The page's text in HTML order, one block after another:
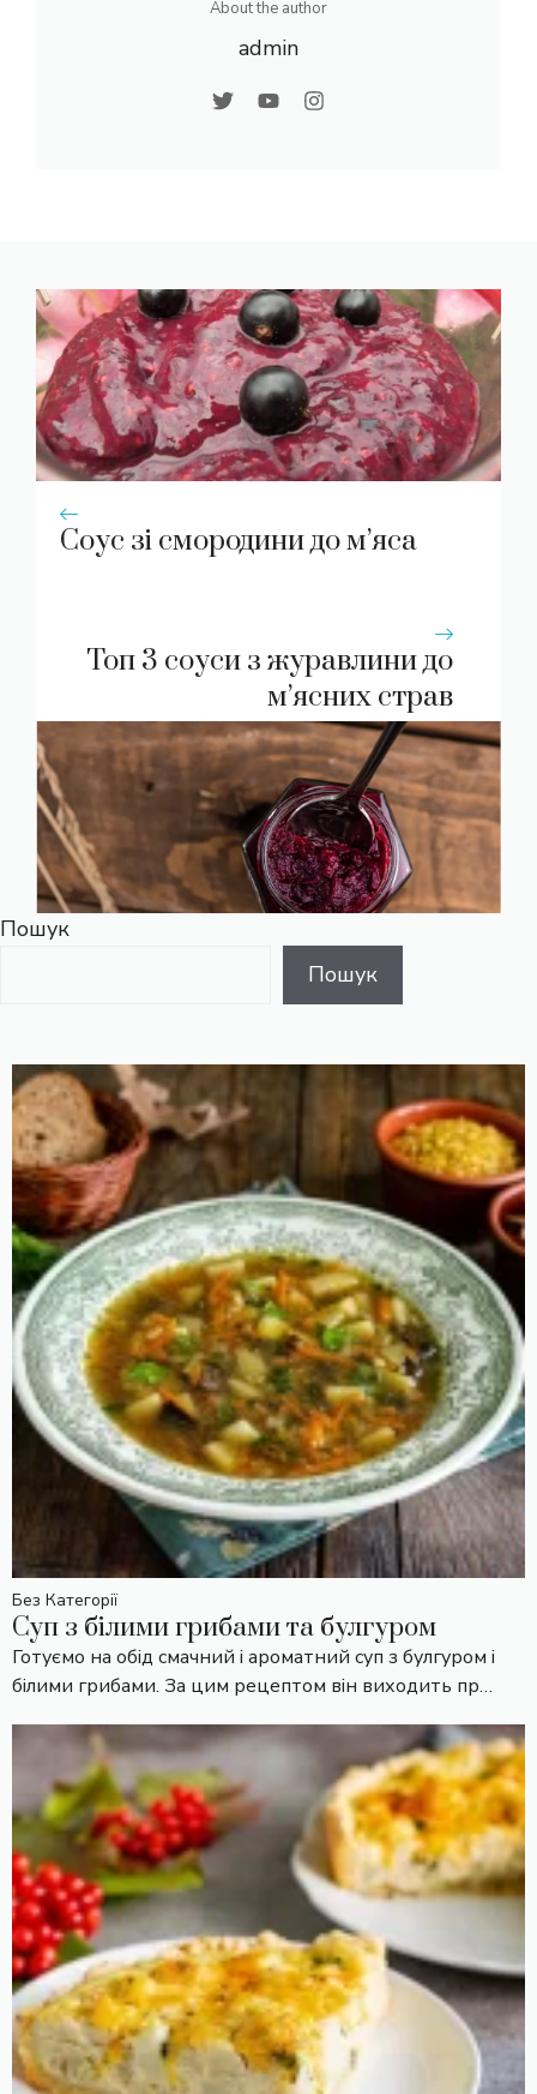
About the author
admin
Соус зі смородини до м’яса
Топ 3 соуси з журавлини до
м’ясних страв
Пошук
Пошук
Без Категорії
Суп з білими грибами та булгуром
Готуємо на обід смачний і ароматний суп з булгуром і
білими грибами. За цим рецептом він виходить пр…